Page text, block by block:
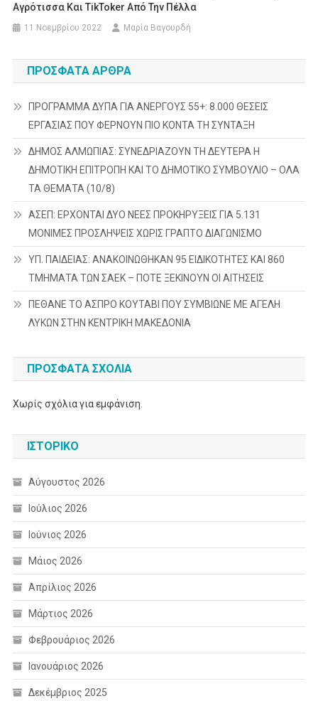
Αγρότισσα Και TikToker Από Την Πέλλα
11 Νοεμβρίου 2022 Μαρία Βαγουρδή
ΠΡΌΣΦΑΤΑ ΆΡΘΡΑ
ΠΡΟΓΡΑΜΜΑ ΔΥΠΑ ΓΙΑ ΑΝΕΡΓΟΥΣ 55+: 8.000 ΘΕΣΕΙΣ
ΕΡΓΑΣΙΑΣ ΠΟΥ ΦΕΡΝΟΥΝ ΠΙΟ ΚΟΝΤΑ ΤΗ ΣΥΝΤΑΞΗ
ΔΗΜΟΣ ΑΛΜΩΠΙΑΣ: ΣΥΝΕΔΡΙΑΖΟΥΝ ΤΗ ΔΕΥΤΕΡΑ H
ΔΗΜΟΤΙΚΗ ΕΠΙΤΡΟΠΗ ΚΑΙ ΤΟ ΔΗΜΟΤΙΚΟ ΣΥΜΒΟΥΛΙΟ – ΟΛΑ
ΤΑ ΘΕΜΑΤΑ (10/8)
ΑΣΕΠ: ΕΡΧΟΝΤΑΙ ΔΥΟ ΝΕΕΣ ΠΡΟΚΗΡΥΞΕΙΣ ΓΙΑ 5.131
ΜΟΝΙΜΕΣ ΠΡΟΣΛΗΨΕΙΣ ΧΩΡΙΣ ΓΡΑΠΤΟ ΔΙΑΓΩΝΙΣΜΟ
ΥΠ. ΠΑΙΔΕΙΑΣ: ΑΝΑΚΟΙΝΩΘΗΚΑΝ 95 ΕΙΔΙΚΟΤΗΤΕΣ ΚΑΙ 860
ΤΜΗΜΑΤΑ ΤΩΝ ΣΑΕΚ – ΠΟΤΕ ΞΕΚΙΝΟΥΝ ΟΙ ΑΙΤΗΣΕΙΣ
ΠΕΘΑΝΕ ΤΟ ΑΣΠΡΟ ΚΟΥΤΑΒΙ ΠΟΥ ΣΥΜΒΙΩΝΕ ΜΕ ΑΓΕΛΗ
ΛΥΚΩΝ ΣΤΗΝ ΚΕΝΤΡΙΚΗ ΜΑΚΕΔΟΝΙΑ
ΠΡΌΣΦΑΤΑ ΣΧΌΛΙΑ
Χωρίς σχόλια για εμφάνιση.
ΙΣΤΟΡΙΚΌ
Αύγουστος 2026
Ιούλιος 2026
Ιούνιος 2026
Μάιος 2026
Απρίλιος 2026
Μάρτιος 2026
Φεβρουάριος 2026
Ιανουάριος 2026
Δεκέμβριος 2025